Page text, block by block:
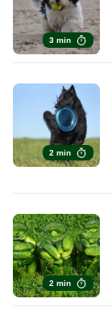
3 min
2 min
2 min